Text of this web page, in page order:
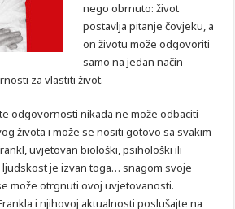
nego obrnuto: život
postavlja pitanje čovjeku, a
on životu može odgovoriti
samo na jedan način –
za vlastiti život.
odgovornosti nikada ne može odbaciti
života i može se nositi gotovo sa svakim
uvjetovan biološki, psihološki ili
ljudskost je izvan toga… snagom svoje
može otrgnuti ovoj uvjetovanosti.
i njihovoj aktualnosti poslušajte na